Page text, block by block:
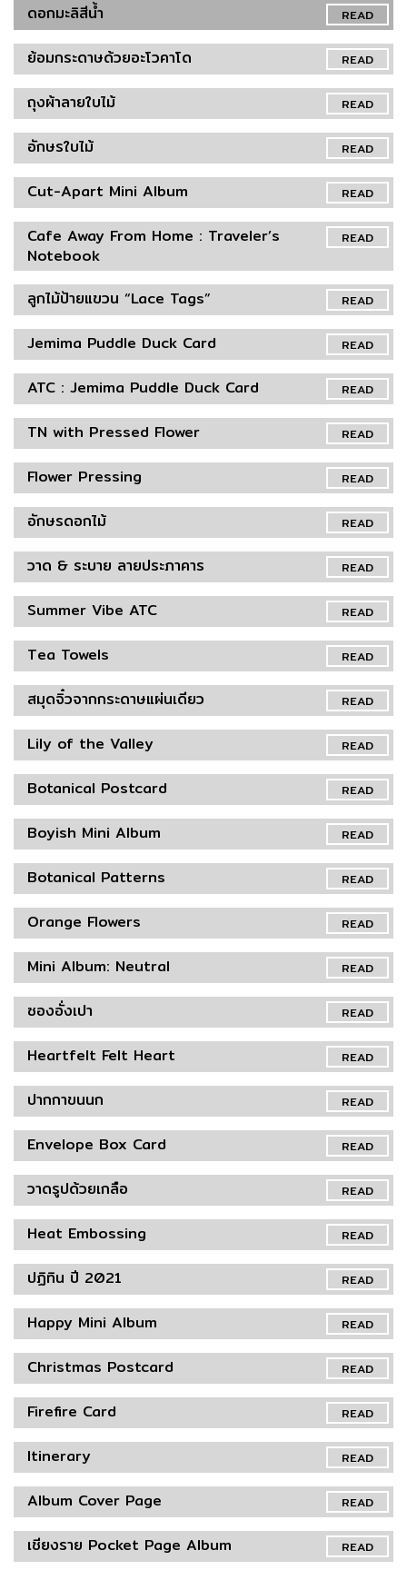
READ
ดอกมะลิสีน้ำ
READ
ย้อมกระดาษด้วยอะโวคาโด
READ
ถุงผ้าลายใบไม้
READ
อักษรใบไม้
READ
Cut-Apart Mini Album
READ
Cafe Away From Home : Traveler’s
Notebook
READ
ลูกไม้ป้ายแขวน “Lace Tags”
READ
Jemima Puddle Duck Card
READ
ATC : Jemima Puddle Duck Card
READ
TN with Pressed Flower
READ
Flower Pressing
READ
อักษรดอกไม้
READ
วาด & ระบาย ลายประภาคาร
READ
Summer Vibe ATC
READ
Tea Towels
READ
สมุดจิ๋วจากกระดาษแผ่นเดียว
READ
Lily of the Valley
READ
Botanical Postcard
READ
Boyish Mini Album
READ
Botanical Patterns
READ
Orange Flowers
READ
Mini Album: Neutral
READ
ซองอั่งเปา
READ
Heartfelt Felt Heart
READ
ปากกาขนนก
READ
Envelope Box Card
READ
วาดรูปด้วยเกลือ
READ
Heat Embossing
READ
ปฏิทิน ปี 2021
READ
Happy Mini Album
READ
Christmas Postcard
READ
Firefire Card
READ
Itinerary
READ
Album Cover Page
READ
เชียงราย Pocket Page Album